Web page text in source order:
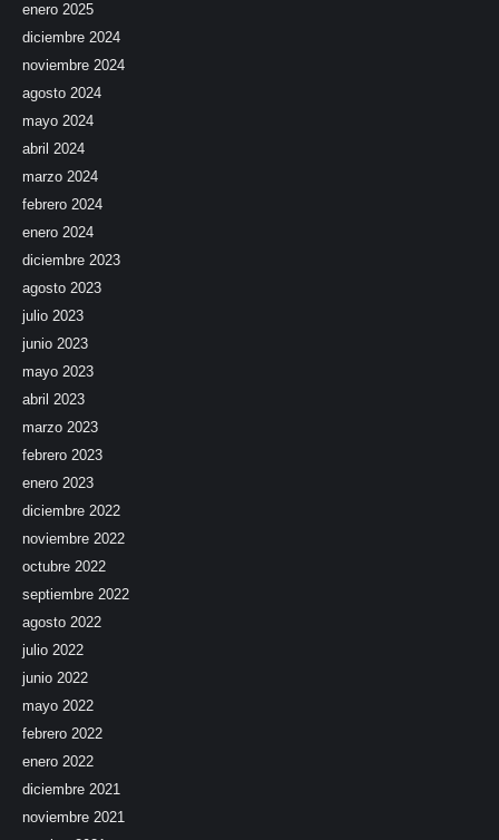
enero 2025
diciembre 2024
noviembre 2024
agosto 2024
mayo 2024
abril 2024
marzo 2024
febrero 2024
enero 2024
diciembre 2023
agosto 2023
julio 2023
junio 2023
mayo 2023
abril 2023
marzo 2023
febrero 2023
enero 2023
diciembre 2022
noviembre 2022
octubre 2022
septiembre 2022
agosto 2022
julio 2022
junio 2022
mayo 2022
febrero 2022
enero 2022
diciembre 2021
noviembre 2021